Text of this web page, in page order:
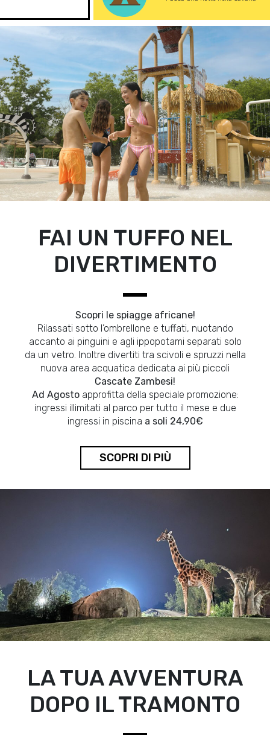
FAI UN TUFFO NEL
DIVERTIMENTO
Scopri le spiagge africane!
Rilassati sotto l’ombrellone e tuffati, nuotando
accanto ai pinguini e agli ippopotami separati solo
da un vetro. Inoltre divertiti tra scivoli e spruzzi nella
nuova area acquatica dedicata ai più piccoli
Cascate Zambesi!
Ad Agosto approfitta della speciale promozione:
ingressi illimitati al parco per tutto il mese e due
ingressi in piscina a soli 24,90€
SCOPRI DI PIÙ
LA TUA AVVENTURA
DOPO IL TRAMONTO